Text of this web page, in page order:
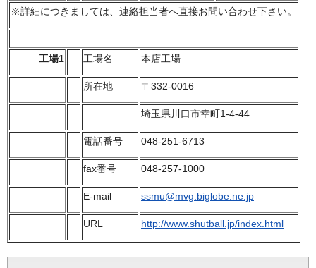
※詳細につきましては、連絡担当者へ直接お問い合わせ下さい。
工場1 工場名 本店工場
所在地 〒332-0016
埼玉県川口市幸町1-4-44
電話番号 048-251-6713
fax番号 048-257-1000
E-mail ssmu@mvg.biglobe.ne.jp
URL http://www.shutball.jp/index.html